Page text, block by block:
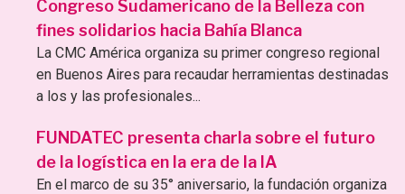
Congreso Sudamericano de la Belleza con
fines solidarios hacia Bahía Blanca
La CMC América organiza su primer congreso regional
en Buenos Aires para recaudar herramientas destinadas
a los y las profesionales...
FUNDATEC presenta charla sobre el futuro
de la logística en la era de la IA
En el marco de su 35° aniversario, la fundación organiza